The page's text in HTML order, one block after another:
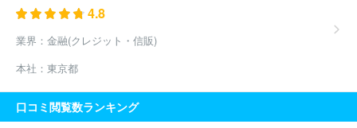
4.8
業界： 金融(クレジット・信販)
本社： 東京都
口コミ閲覧数ランキング